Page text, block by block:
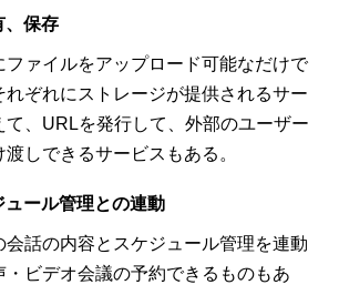
、保存
ファイルをアップロード可能なだけで
れぞれにストレージが提供されるサー
て、URLを発行して、外部のユーザー
しできるサービスもある。
ュール管理との連動
会話の内容とスケジュール管理を連動
・ビデオ会議の予約できるものもあ